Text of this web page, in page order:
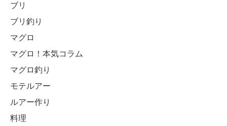
ブリ
ブリ釣り
マグロ
マグロ！本気コラム
マグロ釣り
モテルアー
ルアー作り
料理